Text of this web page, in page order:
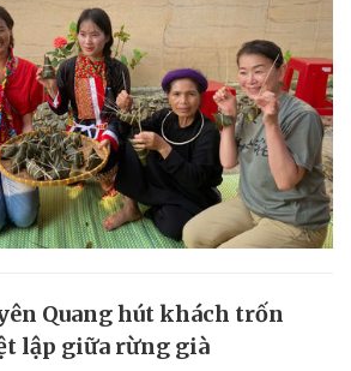
Quang hút khách trốn
lập giữa rừng già